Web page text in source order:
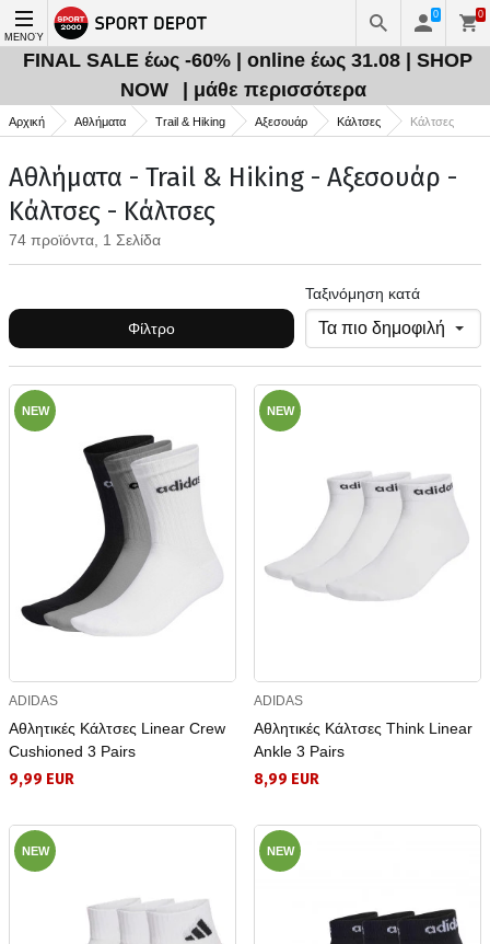
ΜΕΝΟΎ
0 0
FINAL SALE έως -60% | online έως 31.08 | SHOP
NOW
| μάθε περισσότερα
Αρχική Αθλήματα Trail & Hiking Αξεσουάρ Κάλτσες Κάλτσες
Αθλήματα - Trail & Hiking - Αξεσουάρ -
Κάλτσες - Κάλτσες
74 προϊόντα, 1 Σελίδα
Φίλτρο
Ταξινόμηση κατά
NEW
ADIDAS
Αθλητικές Κάλτσες Linear Crew
Cushioned 3 Pairs
9,99 EUR
NEW
ADIDAS
Αθλητικές Κάλτσες Think Linear
Ankle 3 Pairs
8,99 EUR
NEW NEW